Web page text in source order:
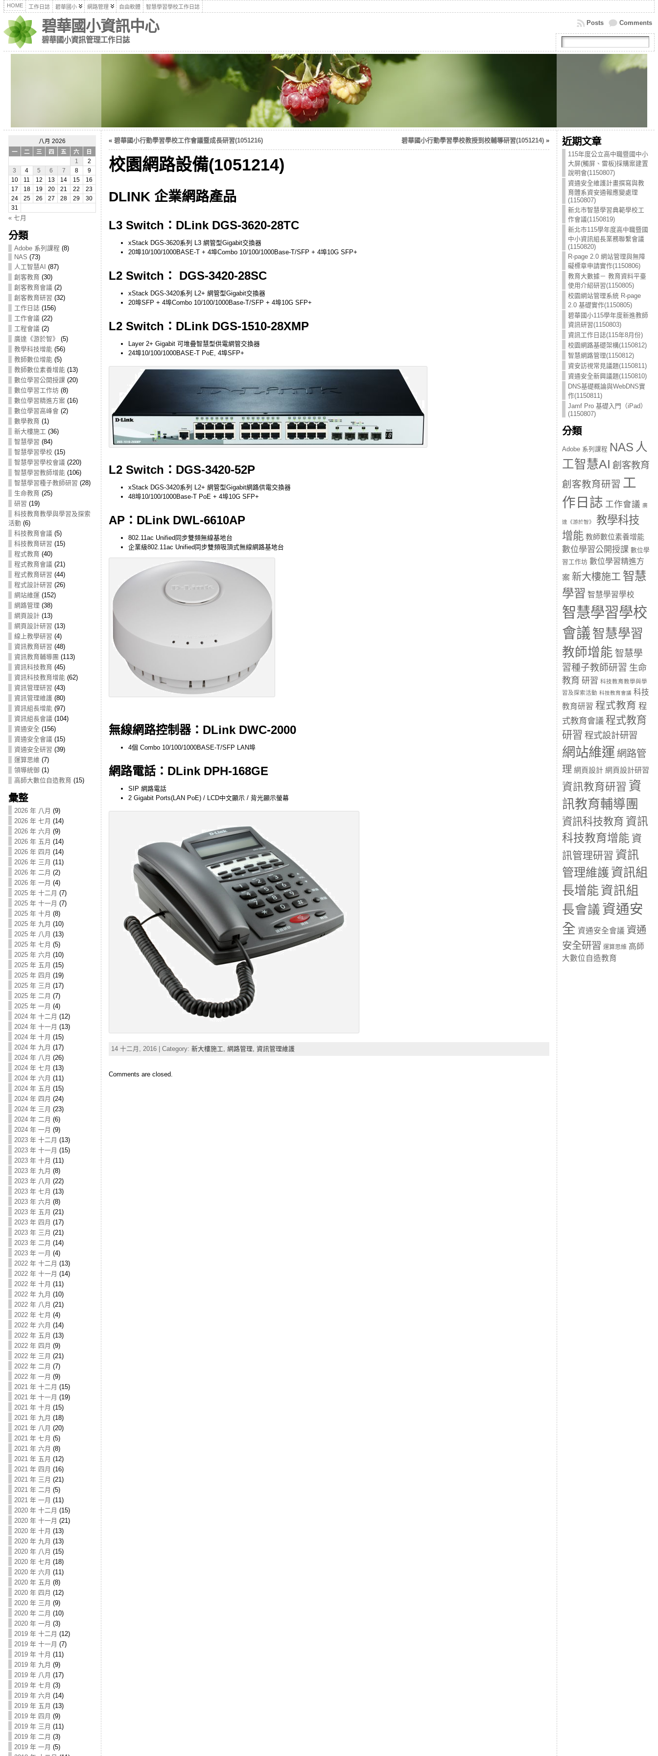
HOME 工作日誌 碧華國小 網路管理 自由軟體 智慧學習學校工作日誌
碧華國小資訊中心
碧華國小資訊管理工作日誌
Comments
Posts
八月 2026
一
二 三 四 五 六
日
1
2
3
4 5 6 7 8
9
10
11 12 13 14 15
16
17
18 19 20 21 22
23
24
25 26 27 28 29
30
31
« 七月
分類
Adobe 系列課程 (8)
NAS (73)
人工智慧AI (87)
創客教育 (30)
創客教育會議 (2)
創客教育研習 (32)
工作日誌 (156)
工作會議 (22)
工程會議 (2)
廣達《游於智》
(5)
教學科技增能(56)
教師數位增能(5)
教師數位素養增能(13)
數位學習公開授課 (20)
數位學習工作坊(8)
數位學習精進方案 (16)
數位學習高峰會 (2)
數學教育 (1)
新大樓施工 (36)
智慧學習 (84)
智慧學習學校 (15)
智慧學習學校會議 (220)
智慧學習教師增能(106)
智慧學習種子教師研習 (28)
生命教育 (25)
研習 (19)
科技教育教學與學習及探索
活動 (6)
科技教育會議 (5)
科技教育研習 (15)
程式教育 (40)
程式教育會議 (21)
程式教育研習 (44)
程式設計研習 (26)
網站維運 (152)
網路管理 (38)
網頁設計(13)
網頁設計研習 (13)
線上教學研習 (4)
資訊教育研習 (48)
資訊教育輔導團 (113)
資訊科技教育 (45)
資訊科技教育增能(62)
資訊管理研習 (43)
資訊管理維護(80)
資訊組長增能(97)
資訊組長會議 (104)
資通安全 (156)
資通安全會議 (15)
資通安全研習 (39)
運算思維 (7)
領導統御 (1)
高師大數位自造教育 (15)
彙整
2026 年 八月 (9)
2026 年 七月 (14)
2026 年 六月 (9)
2026 年 五月 (14)
2026 年 四月 (14)
2026 年 三月 (11)
2026 年 二月 (2)
2026 年 一月 (4)
2025 年 十二月 (7)
2025 年 十一月 (7)
2025 年 十月 (8)
2025 年 九月 (10)
2025 年 八月 (13)
2025 年 七月 (5)
2025 年 六月 (10)
2025 年 五月 (15)
2025 年 四月 (19)
2025 年 三月 (17)
2025 年 二月 (7)
2025 年 一月 (4)
2024 年 十二月 (12)
2024 年 十一月 (13)
2024 年 十月 (15)
2024 年 九月 (17)
2024 年 八月 (26)
2024 年 七月 (13)
2024 年 六月 (11)
2024 年 五月 (15)
2024 年 四月 (24)
2024 年 三月 (23)
2024 年 二月 (6)
2024 年 一月 (9)
2023 年 十二月 (13)
2023 年 十一月 (15)
2023 年 十月 (11)
2023 年 九月 (8)
2023 年 八月 (22)
2023 年 七月 (13)
2023 年 六月 (8)
2023 年 五月 (21)
2023 年 四月 (17)
2023 年 三月 (21)
2023 年 二月 (14)
2023 年 一月 (4)
2022 年 十二月 (13)
2022 年 十一月 (14)
2022 年 十月 (11)
2022 年 九月 (10)
2022 年 八月 (21)
2022 年 七月 (4)
2022 年 六月 (14)
2022 年 五月 (13)
2022 年 四月 (9)
2022 年 三月 (21)
2022 年 二月 (7)
2022 年 一月 (9)
2021 年 十二月 (15)
2021 年 十一月 (19)
2021 年 十月 (15)
2021 年 九月 (18)
2021 年 八月 (20)
2021 年 七月 (5)
2021 年 六月 (8)
2021 年 五月 (12)
2021 年 四月 (16)
2021 年 三月 (21)
2021 年 二月 (5)
2021 年 一月 (11)
2020 年 十二月 (15)
2020 年 十一月 (21)
2020 年 十月 (13)
2020 年 九月 (13)
2020 年 八月 (15)
2020 年 七月 (18)
2020 年 六月 (11)
2020 年 五月 (8)
2020 年 四月 (12)
2020 年 三月 (9)
2020 年 二月 (10)
2020 年 一月 (3)
2019 年 十二月 (12)
2019 年 十一月 (7)
2019 年 十月 (11)
2019 年 九月 (9)
2019 年 八月 (17)
2019 年 七月 (3)
2019 年 六月 (14)
2019 年 五月 (13)
2019 年 四月 (9)
2019 年 三月 (11)
2019 年 二月 (3)
2019 年 一月 (5)
« 碧華國小行動學習學校工作會議暨成長研習(1051216) 碧華國小行動學習學校教授到校輔導研習(1051214)»
校園網路設備(1051214)
DLINK 企業網路產品
L3 Switch：DLink DGS-3620-28TC
xStack DGS-3620系列 L3 網管型Gigabit交換器
20埠10/100/1000BASE-T + 4埠Combo 10/100/1000Base-T/SFP + 4埠10G SFP+
L2 Switch： DGS-3420-28SC
xStack DGS-3420系列 L2+ 網管型Gigabit交換器
20埠SFP + 4埠Combo 10/100/1000Base-T/SFP + 4埠10G SFP+
L2 Switch：DLink DGS-1510-28XMP
Layer 2+ Gigabit 可堆疊智慧型供電網管交換器
24埠10/100/1000BASE-T PoE, 4埠SFP+
L2 Switch：DGS-3420-52P
xStack DGS-3420系列 L2+ 網管型Gigabit網路供電交換器
48埠10/100/1000Base-T PoE + 4埠10G SFP+
AP：DLink DWL-6610AP
802.11ac Unified同步雙頻無線基地台
企業級802.11ac Unified同步雙頻吸頂式無線網路基地台
無線網路控制器：DLink DWC-2000
4個 Combo 10/100/1000BASE-T/SFP LAN埠
網路電話：DLink DPH-168GE
SIP 網路電話
2 Gigabit Ports(LAN PoE) / LCD中文顯示 / 背光顯示螢幕
14 十二月, 2016 | Category: 新大樓施工, 網路管理, 資訊管理維護
Comments are closed.
近期文章
115年度公立高中職暨國中小
大屏(觸屏、雷板)採購案建置
說明會(1150807)
資通安全維護計畫撰寫與教
育體系資安通報應變處理
(1150807)
新北市智慧學習典範學校工
作會議(1150819)
新北市115學年度高中職暨國
中小資訊組長業務聯繫會議
(1150820)
R-page 2.0 網站管理與無障
礙標章申請實作(1150806)
教育大數據－ 教育資料平臺
使用介紹研習(1150805)
校園網站管理系統 R-page
2.0 基礎實作(1150805)
碧華國小115學年度新進教師
資訊研習(1150803)
資訊工作日誌(115年8月份)
校園網路基礎架構(1150812)
智慧網路管理(1150812)
資安訪視常見議題(1150811)
資通安全新興議題(1150810)
DNS基礎概論與WebDNS實
作(1150811)
Jamf Pro 基礎入門（iPad）
(1150807)
分類
Adobe 系列課程 NAS 人
工智慧AI 創客教育
創客教育研習 工
作日誌 工作會議 廣
達《游於智》
教學科技
增能 教師數位素養增能
數位學習公開授課 數位學
習工作坊 數位學習精進方
案 新大樓施工 智慧
學習 智慧學習學校
智慧學習學校
會議 智慧學習
教師增能 智慧學
習種子教師研習 生命
教育 研習 科技教育教學與學
習及探索活動 科技教育會議 科技
教育研習 程式教育 程
式教育會議 程式教育
研習 程式設計研習
網站維運 網路管
理 網頁設計 網頁設計研習
資訊教育研習 資
訊教育輔導團
資訊科技教育 資訊
科技教育增能 資
訊管理研習 資訊
管理維護 資訊組
長增能資訊組
長會議 資通安
全 資通安全會議 資通
安全研習 運算思維 高師
大數位自造教育